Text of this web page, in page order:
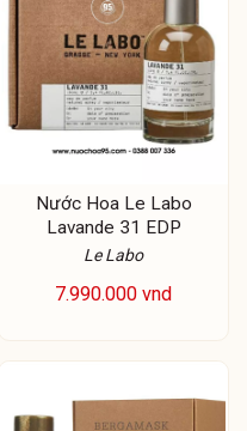
Nước Hoa Le Labo
Lavande 31 EDP
Le Labo
7.990.000 vnd